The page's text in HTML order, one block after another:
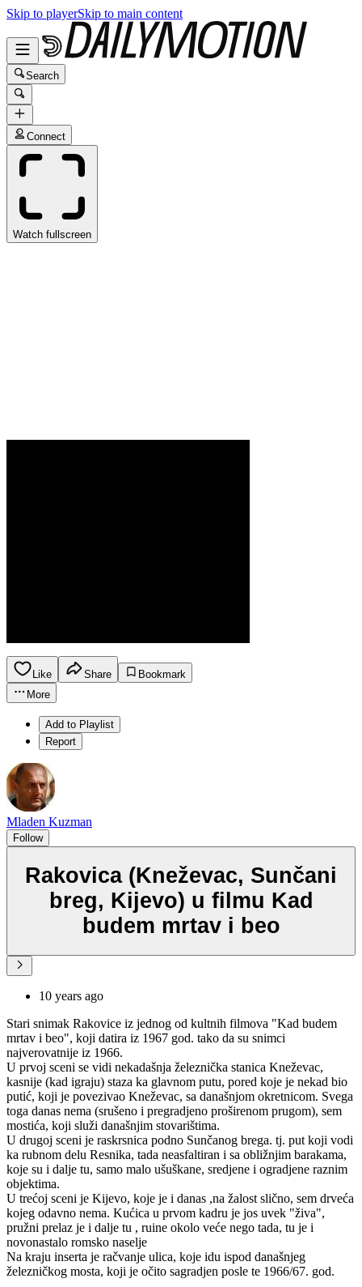
Skip to playerSkip to main content
Search
Connect
Watch fullscreen
Like Share
Bookmark
More
Add to Playlist
Report
Mladen Kuzman
Follow
Rakovica (Kneževac, Sunčani
breg, Kijevo) u filmu Kad
budem mrtav i beo
10 years ago
Stari snimak Rakovice iz jednog od kultnih filmova "Kad budem
mrtav i beo", koji datira iz 1967 god. tako da su snimci
najverovatnije iz 1966.
U prvoj sceni se vidi nekadašnja železnička stanica Kneževac,
kasnije (kad igraju) staza ka glavnom putu, pored koje je nekad bio
putić, koji je povezivao Kneževac, sa današnjom okretnicom. Svega
toga danas nema (srušeno i pregradjeno proširenom prugom), sem
mostića, koji služi današnjim stovarištima.
U drugoj sceni je raskrsnica podno Sunčanog brega. tj. put koji vodi
ka rubnom delu Resnika, tada neasfaltiran i sa obližnjim barakama,
koje su i dalje tu, samo malo ušuškane, sredjene i ogradjene raznim
objektima.
U trećoj sceni je Kijevo, koje je i danas ,na žalost slično, sem drveća
kojeg odavno nema. Kućica u prvom kadru je jos uvek "živa",
pružni prelaz je i dalje tu , ruine okolo veće nego tada, tu je i
novonastalo romsko naselje
Na kraju inserta je račvanje ulica, koje idu ispod današnjeg
železničkog mosta, koji je očito sagradjen posle te 1966/67. god.